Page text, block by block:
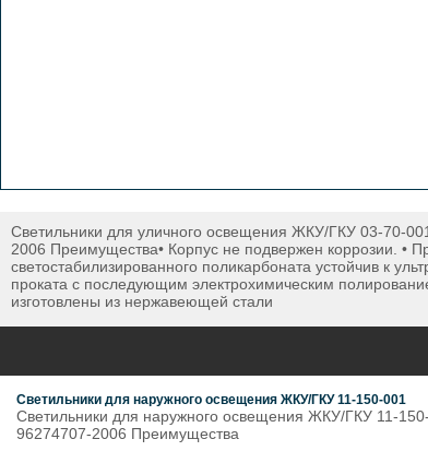
Светильники для уличного освещения ЖКУ/ГКУ 03-70-
2006 Преимущества• Корпус не подвержен коррозии. •
светостабилизированного поликарбоната устойчив к
проката с последующим электрохимическим
изготовлены из нержавеющей стали
Светильники для наружного освещения ЖКУ/ГКУ 11-150-001
Светильники для наружного освещения ЖКУ/ГКУ 11-
96274707-2006 Преимущества